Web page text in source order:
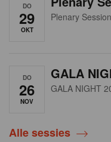
DO
29
OKT
Plenary
DO
26
NOV
GALA
GALA NIGHT
Alle sessies